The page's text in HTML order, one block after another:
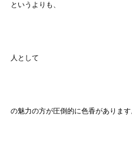
というよりも、
人として
の魅力の方が圧倒的に色香があります